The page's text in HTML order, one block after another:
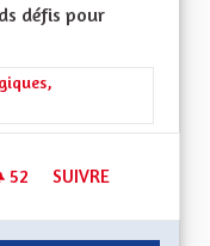
défis pour
transitions
52 52 ABONNÉS
SUIVRE